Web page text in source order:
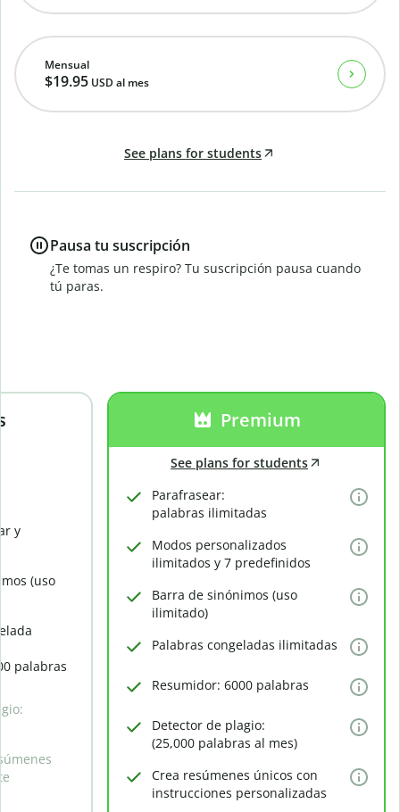
y
(uso
palabras
Premium
See plans for students
Parafrasear:
palabras ilimitadas
Modos personalizados
ilimitados y 7 predefinidos
Barra de sinónimos (uso
ilimitado)
Palabras congeladas ilimitadas
Resumidor: 6000 palabras
Detector de plagio:
(25,000 palabras al mes)
Crea resúmenes únicos con
instrucciones personalizadas
Mensual
$19.95 USD al mes
See plans for students
Pausa tu suscripción
¿Te tomas un respiro? Tu suscripción pausa cuando
tú paras.